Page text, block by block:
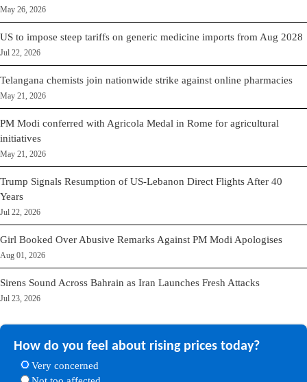
May 26, 2026
US to impose steep tariffs on generic medicine imports from Aug 2028
Jul 22, 2026
Telangana chemists join nationwide strike against online pharmacies
May 21, 2026
PM Modi conferred with Agricola Medal in Rome for agricultural
initiatives
May 21, 2026
Trump Signals Resumption of US-Lebanon Direct Flights After 40
Years
Jul 22, 2026
Girl Booked Over Abusive Remarks Against PM Modi Apologises
Aug 01, 2026
Sirens Sound Across Bahrain as Iran Launches Fresh Attacks
Jul 23, 2026
How do you feel about rising prices today?
Very concerned